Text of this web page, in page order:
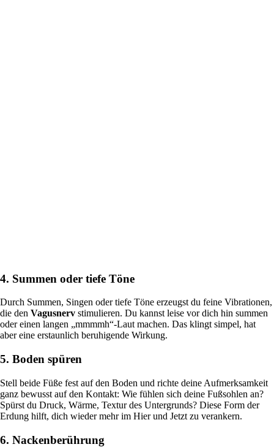
4. Summen oder tiefe Töne
Durch Summen, Singen oder tiefe Töne erzeugst du feine Vibrationen,
die den Vagusnerv stimulieren. Du kannst leise vor dich hin summen
oder einen langen „mmmmh“-Laut machen. Das klingt simpel, hat
aber eine erstaunlich beruhigende Wirkung.
5. Boden spüren
Stell beide Füße fest auf den Boden und richte deine Aufmerksamkeit
ganz bewusst auf den Kontakt: Wie fühlen sich deine Fußsohlen an?
Spürst du Druck, Wärme, Textur des Untergrunds? Diese Form der
Erdung hilft, dich wieder mehr im Hier und Jetzt zu verankern.
6. Nackenberührung